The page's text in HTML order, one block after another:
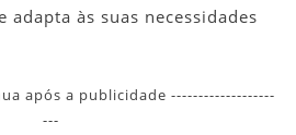
adapta às suas necessidades
após a publicidade -------------------
---